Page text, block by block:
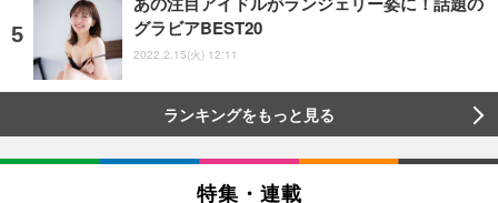
グラビアBEST20
2022.2.15(火) 12:11
ランキングをもっと見る
特集・連載